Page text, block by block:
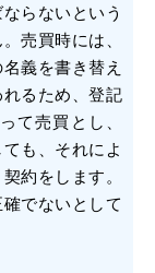
らないという
売買時には、
義を書き替え
るため、登記
て売買とし、
も、それによ
約をします。
でないとして